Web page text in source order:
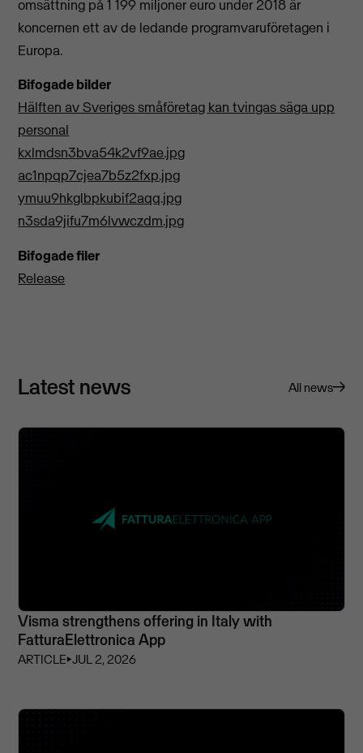
omsättning på 1 199 miljoner euro under 2018 är
koncernen ett av de ledande programvaruföretagen i
Europa.
Bifogade bilder
Hälften av Sveriges småföretag kan tvingas säga upp
personal
kxlmdsn3bva54k2vf9ae.jpg
ac1npqp7cjea7b5z2fxp.jpg
ymuu9hkglbpkubif2aqq.jpg
n3sda9jifu7m6lvwczdm.jpg
Bifogade filer
Release
Latest news All news
Visma strengthens offering in Italy with
FatturaElettronica App
ARTICLE⏵JUL 2, 2026